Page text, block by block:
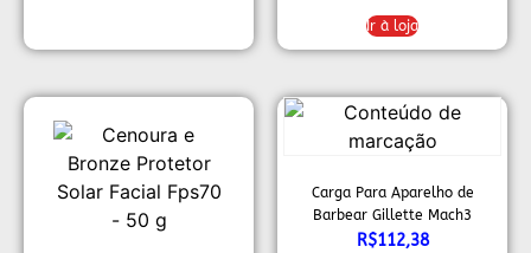
Ir à loja
Carga Para Aparelho de
Barbear Gillette Mach3
Sensitive 20 Unidades
R$112,38